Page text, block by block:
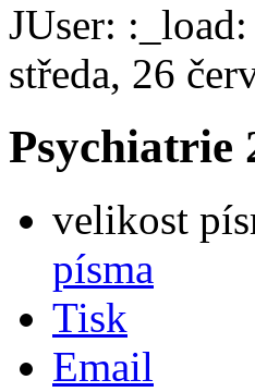
JUser:
středa, 26
Psychiatrie
velikost
písma
Tisk
Email